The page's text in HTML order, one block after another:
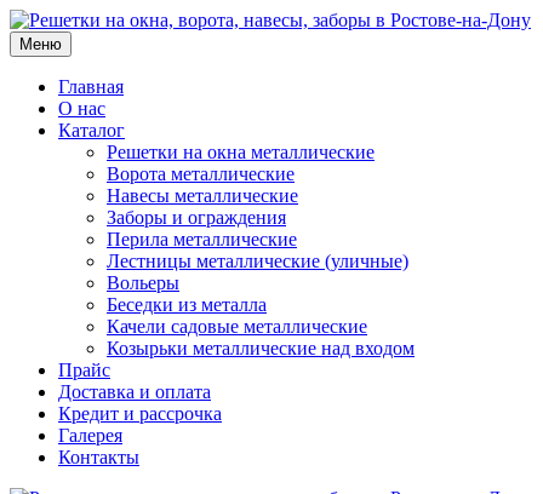
Меню
Главная
О нас
Каталог
Решетки на окна металлические
Ворота металлические
Навесы металлические
Заборы и ограждения
Перила металлические
Лестницы металлические (уличные)
Вольеры
Беседки из металла
Качели садовые металлические
Козырьки металлические над входом
Прайс
Доставка и оплата
Кредит и рассрочка
Галерея
Контакты